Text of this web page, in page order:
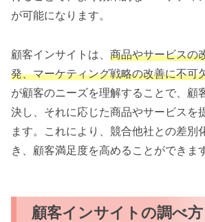
が可能になります。
顧客インサイトは、 商品やサービスの
発、マーケティング戦略の改善に不可
が顧客のニーズを理解することで、顧
決し、それに応じた商品やサービスを
ます。これにより、競合他社との差別
き、顧客満足度を高めることができま
顧客インサイトの調べ方